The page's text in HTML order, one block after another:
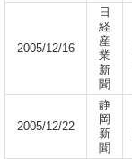
2005/12/16
日
経
産
業
新
聞
2005/12/22
静
岡
新
聞